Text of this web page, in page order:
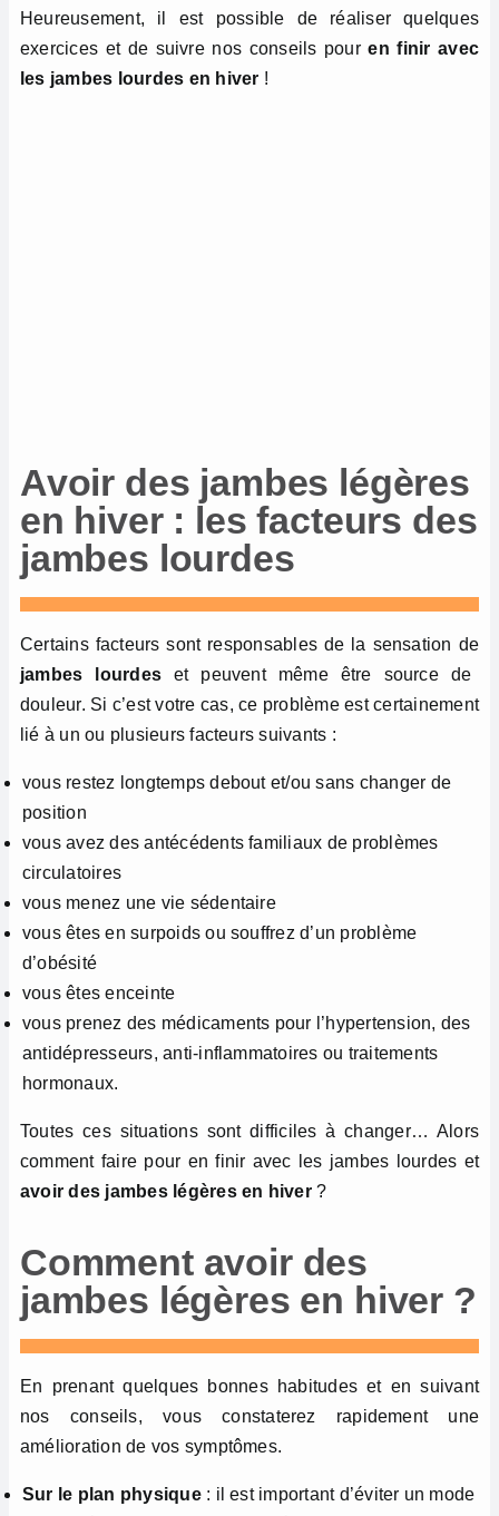
Heureusement, il est possible de réaliser quelques
exercices et de suivre nos conseils pouren finir avec
les jambes lourdes en hiver !
Avoir des jambes légères
en hiver : les facteurs des
jambes lourdes
Certains facteurs sont responsables de la sensation de
jambes lourdes et peuvent même être source de
douleur. Si c’est votre cas, ce problème est certainement
lié à un ou plusieurs facteurs suivants :
vous restez longtemps debout et/ou sans changer de
position
vous avez des antécédents familiaux de problèmes
circulatoires
vous menez une vie sédentaire
vous êtes en surpoids ou souffrez d’un problème
d’obésité
vous êtes enceinte
vous prenez des médicaments pour l’hypertension, des
antidépresseurs, anti-inflammatoires ou traitements
hormonaux.
Toutes ces situations sont difficiles à changer… Alors
comment faire pour en finir avec les jambes lourdes et
avoir des jambes légères en hiver?
Comment avoir des
jambes légères en hiver ?
En prenant quelques bonnes habitudes et en suivant
nos conseils, vous constaterez rapidement une
amélioration de vos symptômes.
Sur le plan physique: il est important d’éviter un mode